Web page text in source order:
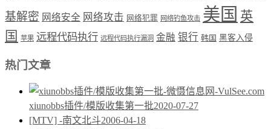
基解密 网络安全 网络攻击 网络犯罪 网络钓鱼攻击 美国 英
国
苹果 远程代码执行 远程代码执行漏洞 金融 银行 韩国 黑客入侵
热门文章
xiunobbs插件/模版收集第一批2020-07-27
[MTV] -南文北斗2006-04-18